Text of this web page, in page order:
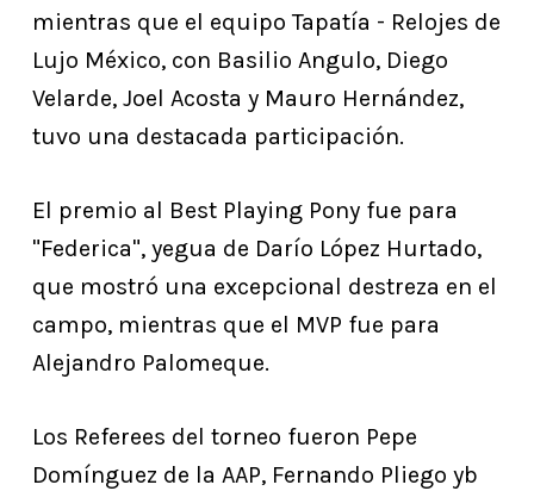
mientras que el equipo Tapatía - Relojes de
Lujo México, con Basilio Angulo, Diego
Velarde, Joel Acosta y Mauro Hernández,
tuvo una destacada participación.
El premio al Best Playing Pony fue para
"Federica", yegua de Darío López Hurtado,
que mostró una excepcional destreza en el
campo, mientras que el MVP fue para
Alejandro Palomeque.
Los Referees del torneo fueron Pepe
Domínguez de la AAP, Fernando Pliego yb